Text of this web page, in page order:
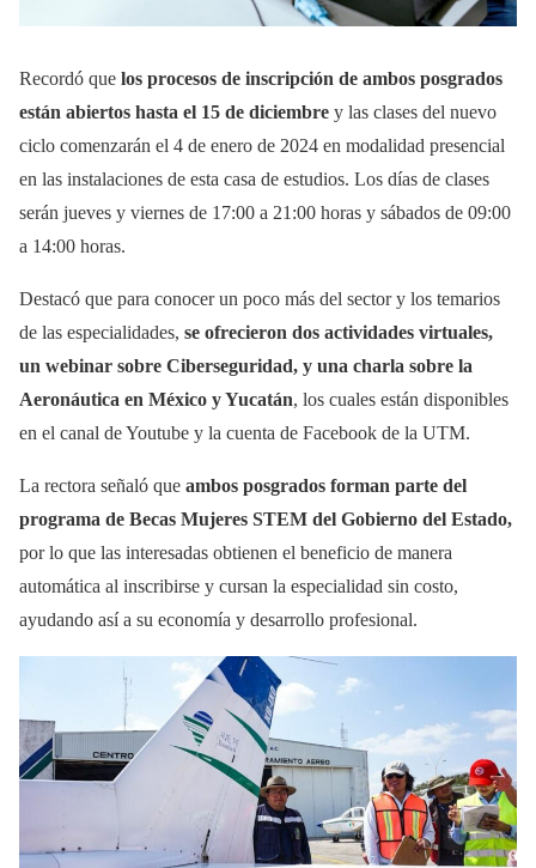
Recordó que los procesos de inscripción de ambos posgrados
están abiertos hasta el 15 de diciembre y las clases del nuevo
ciclo comenzarán el 4 de enero de 2024 en modalidad presencial
en las instalaciones de esta casa de estudios. Los días de clases
serán jueves y viernes de 17:00 a 21:00 horas y sábados de 09:00
a 14:00 horas.
Destacó que para conocer un poco más del sector y los temarios
de las especialidades, se ofrecieron dos actividades virtuales,
un webinar sobre Ciberseguridad, y una charla sobre la
Aeronáutica en México y Yucatán, los cuales están disponibles
en el canal de Youtube y la cuenta de Facebook de la UTM.
La rectora señaló que ambos posgrados forman parte del
programa de Becas Mujeres STEM del Gobierno del Estado,
por lo que las interesadas obtienen el beneficio de manera
automática al inscribirse y cursan la especialidad sin costo,
ayudando así a su economía y desarrollo profesional.